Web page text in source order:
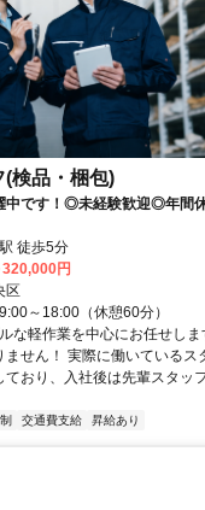
検品・梱包)
中です！◎未経験歓迎◎年間
ノ宮駅 徒歩5分
円
区
～18:00（休憩60分）
な軽作業を中心にお任せし
ません！ 実際に働いているス
ており、入社後は先輩スタッ
交通費支給 昇給あり